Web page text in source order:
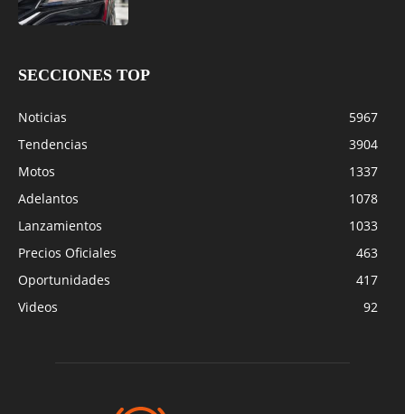
SECCIONES TOP
Noticias
5967
Tendencias
3904
Motos
1337
Adelantos
1078
Lanzamientos
1033
Precios Oficiales
463
Oportunidades
417
Videos
92